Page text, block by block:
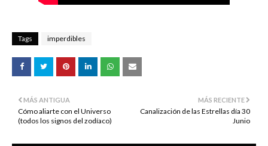
Tags imperdibles
MÁS RECIENTE
Canalización de las Estrellas día 30
Junio
MÁS ANTIGUA
Cómo aliarte con el Universo
(todos los signos del zodíaco)